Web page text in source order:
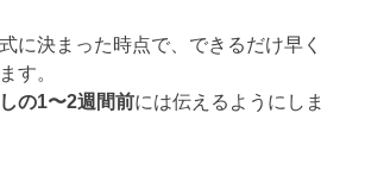
に決まった時点で、できるだけ早く
す。
の1〜2週間前には伝えるようにしま